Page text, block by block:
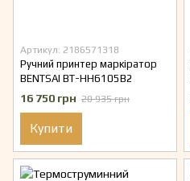
Артикул: 2186571318
Ручний принтер маркіратор
BENTSAI BT-HH6105B2
16 750 грн 20 935 грн
Купити